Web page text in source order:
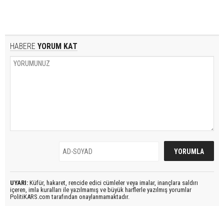
HABERE YORUM KAT
UYARI: Küfür, hakaret, rencide edici cümleler veya imalar, inançlara saldırı
içeren, imla kuralları ile yazılmamış ve büyük harflerle yazılmış yorumlar
PolitiKARS.com tarafından onaylanmamaktadır.